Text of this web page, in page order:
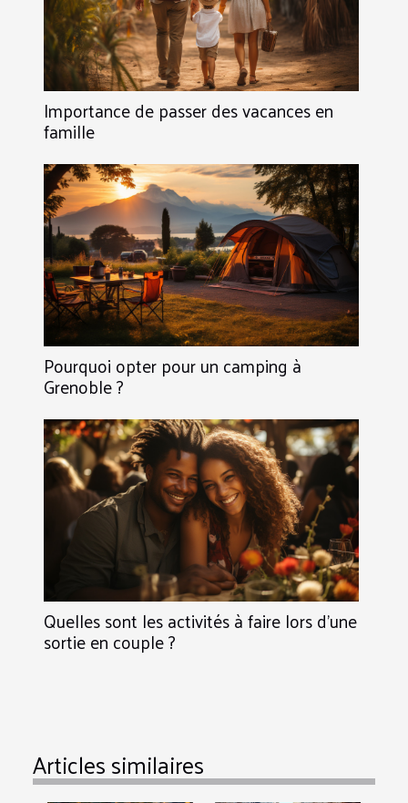
Importance de passer des vacances en
famille
Pourquoi opter pour un camping à
Grenoble ?
Quelles sont les activités à faire lors d’une
sortie en couple ?
Articles similaires